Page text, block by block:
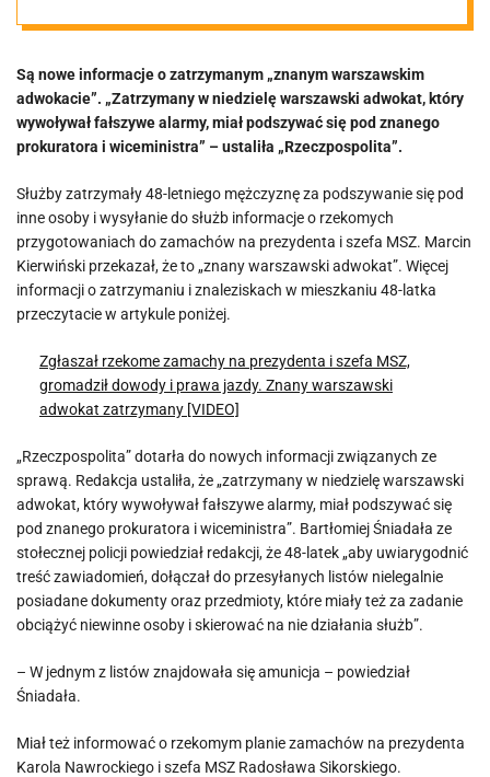
alarmy
bombowe.
Nowe
informacje
Są nowe informacje o zatrzymanym „znanym warszawskim
adwokacie”. „Zatrzymany w niedzielę warszawski adwokat, który
wywoływał fałszywe alarmy, miał podszywać się pod znanego
prokuratora i wiceministra” – ustaliła „Rzeczpospolita”.
Służby zatrzymały 48-letniego mężczyznę za podszywanie się pod
inne osoby i wysyłanie do służb informacje o rzekomych
przygotowaniach do zamachów na prezydenta i szefa MSZ. Marcin
Kierwiński przekazał, że to „znany warszawski adwokat”. Więcej
informacji o zatrzymaniu i znaleziskach w mieszkaniu 48-latka
przeczytacie w artykule poniżej.
Zgłaszał rzekome zamachy na prezydenta i szefa MSZ,
gromadził dowody i prawa jazdy. Znany warszawski
adwokat zatrzymany [VIDEO]
„Rzeczpospolita” dotarła do nowych informacji związanych ze
sprawą. Redakcja ustaliła, że „zatrzymany w niedzielę warszawski
adwokat, który wywoływał fałszywe alarmy, miał podszywać się
pod znanego prokuratora i wiceministra”. Bartłomiej Śniadała ze
stołecznej policji powiedział redakcji, że 48-latek „aby uwiarygodnić
treść zawiadomień, dołączał do przesyłanych listów nielegalnie
posiadane dokumenty oraz przedmioty, które miały też za zadanie
obciążyć niewinne osoby i skierować na nie działania służb”.
– W jednym z listów znajdowała się amunicja – powiedział
Śniadała.
Miał też informować o rzekomym planie zamachów na prezydenta
Karola Nawrockiego i szefa MSZ Radosława Sikorskiego.